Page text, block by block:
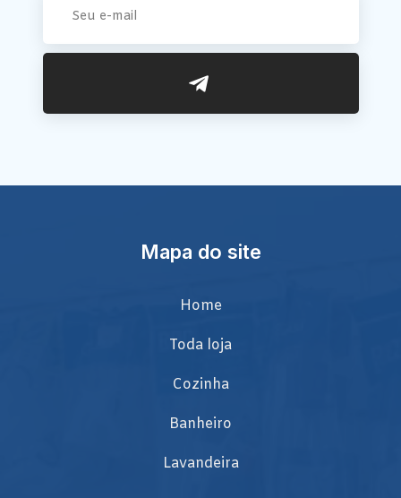
Mapa do site
Home
Toda loja
Cozinha
Banheiro
Lavandeira